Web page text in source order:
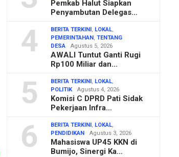
Pemkab Halut Siapkan
Penyambutan Delegas…
4 BERITA TERKINI , LOKAL,
PEMERINTAHAN ,TENTANG
DESA
Agustus 5, 2026
AWALI Tuntut Ganti Rugi
Rp100 Miliar dan…
5 BERITA TERKINI , LOKAL,
POLITIK
Agustus 4, 2026
Komisi C DPRD Pati Sidak
Pekerjaan Infra…
6 BERITA TERKINI , LOKAL,
PENDIDIKAN
Agustus 3, 2026
Mahasiswa UP45 KKN di
Bumijo, Sinergi Ka…